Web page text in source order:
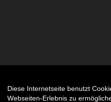
Diese Internetseite benutzt
Webseiten-Erlebnis zu